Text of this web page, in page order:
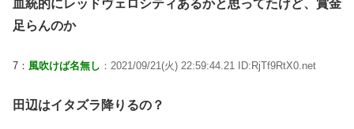
血統的にレッドヴェロシティあるかと思ってたけど、賞金
足らんのか
7： 風吹けば名無し ：2021/09/21(火) 22:59:44.21 ID:RjTf9RtX0.net
田辺はイタズラ降りるの？